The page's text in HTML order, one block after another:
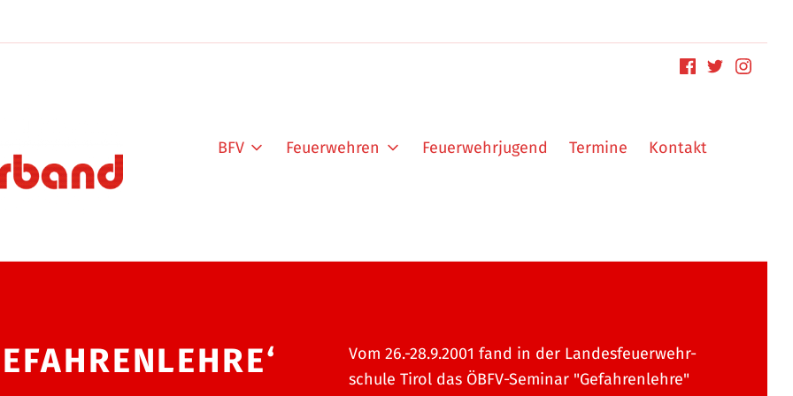
BFV Feuerwehren Feuerwehrjugend Termine Kontakt
Vom 26.-28.9.2001 fand in der Landesfeuerwehr-
schule Tirol das ÖBFV-Seminar "Gefahrenlehre"